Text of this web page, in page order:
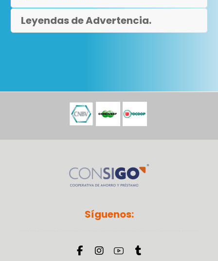
Leyendas de Advertencia.
Síguenos: